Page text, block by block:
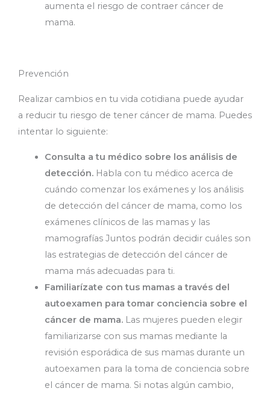
aumenta el riesgo de contraer cáncer de
mama.
Prevención
Realizar cambios en tu vida cotidiana puede ayudar
a reducir tu riesgo de tener cáncer de mama. Puedes
intentar lo siguiente:
Consulta a tu médico sobre los análisis de
detección.Habla con tu médico acerca de
cuándo comenzar los exámenes y los análisis
de detección del cáncer de mama, como los
exámenes clínicos de las mamas y las
mamografías Juntos podrán decidir cuáles son
las estrategias de detección del cáncer de
mama más adecuadas para ti.
Familiarízate con tus mamas a través del
autoexamen para tomar conciencia sobre el
cáncer de mama. Las mujeres pueden elegir
familiarizarse con sus mamas mediante la
revisión esporádica de sus mamas durante un
autoexamen para la toma de conciencia sobre
el cáncer de mama. Si notas algún cambio,